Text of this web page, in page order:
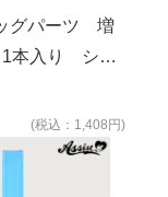
グパーツ 増
本入り シー
69
(税込：1,408円)